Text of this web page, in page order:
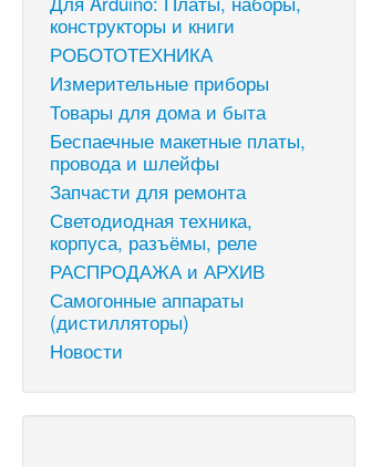
конструкторы и книги
РОБОТОТЕХНИКА
Измерительные приборы
Товары для дома и быта
Беспаечные макетные платы,
провода и шлейфы
Запчасти для ремонта
Светодиодная техника,
корпуса, разъёмы, реле
РАСПРОДАЖА и АРХИВ
Самогонные аппараты
(дистилляторы)
Новости